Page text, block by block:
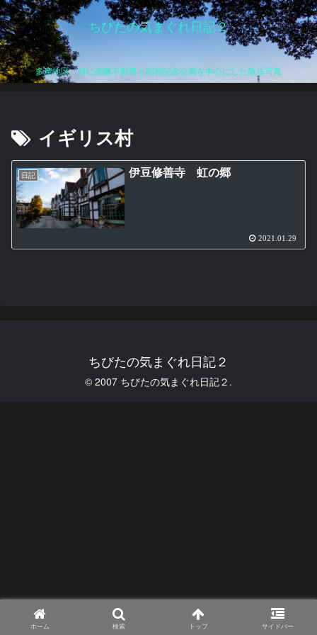
ちびたの気まぐれ日記２
多摩地区、特に高幡不動尊と昭和記念公園を中心にした散歩写真
イギリス村
日記 伊豆修善寺 虹の郷
2021.01.29
ちびたの気まぐれ日記２
© 2007 ちびたの気まぐれ日記２.
ホーム 検索 トップ サイドバー